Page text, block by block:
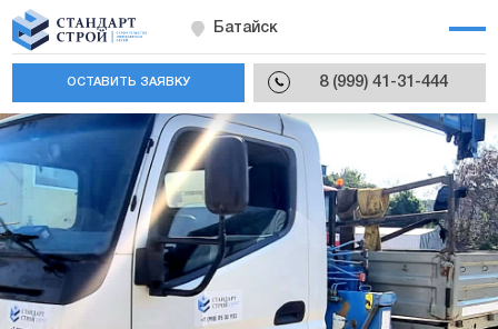
Батайск
8 (999) 41-31-444
ОСТАВИТЬ ЗАЯВКУ